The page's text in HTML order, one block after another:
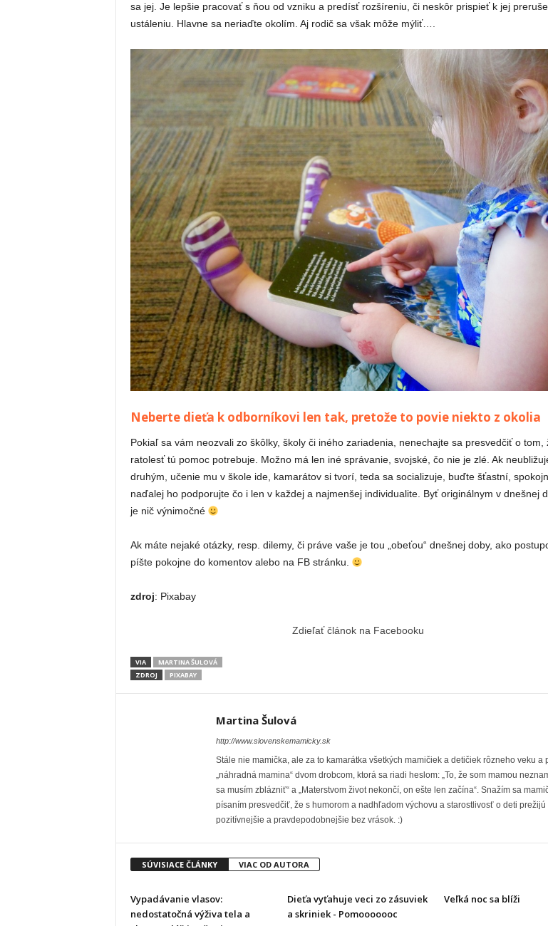
sa jej. Je lepšie pracovať s ňou od vzniku a predísť rozšíreniu, či neskôr prispieť k jej
ustáleniu. Hlavne sa neriaďte okolím. Aj rodič sa však môže mýliť….
Neberte dieťa k odborníkovi len tak, pretože to povie niekto z okolia
Pokiaľ sa vám neozvali zo škôlky, školy či iného zariadenia, nenechajte sa presvedčiť o tom,
ratolesť tú pomoc potrebuje. Možno má len iné správanie, svojské, čo nie je zlé. Ak
druhým, učenie mu v škole ide, kamarátov si tvorí, teda sa socializuje, buďte šťastní,
naďalej ho podporujte čo i len v každej a najmenšej individualite. Byť originálnym v dnešnej
je nič výnimočné
Ak máte nejaké otázky, resp. dilemy, či práve vaše je tou „obeťou“ dnešnej doby, ako
píšte pokojne do komentov alebo na FB stránku.
zdroj: Pixabay
Zdieľať článok na Facebooku
VIA
MARTINA ŠULOVÁ
ZDROJ
PIXABAY
Martina Šulová
http://www.slovenskemamicky.sk
Stále nie mamička, ale za to kamarátka všetkých mamičiek a detičiek rôzneho veku a
„náhradná mamina“ dvom drobcom, ktorá sa riadi heslom: „To, že som mamou
sa musím zblázniť“ a „Materstvom život nekončí, on ešte len začína“. Snažím sa
písaním presvedčiť, že s humorom a nadhľadom výchovu a starostlivosť o deti prežijú
pozitívnejšie a pravdepodobnejšie bez vrások. :)
SÚVISIACE ČLÁNKY VIAC OD AUTORA
Vypadávanie vlasov:
nedostatočná výživa tela a
Dieťa vyťahuje veci zo zásuviek
a skriniek - Pomooooooc
Veľká noc sa blíži